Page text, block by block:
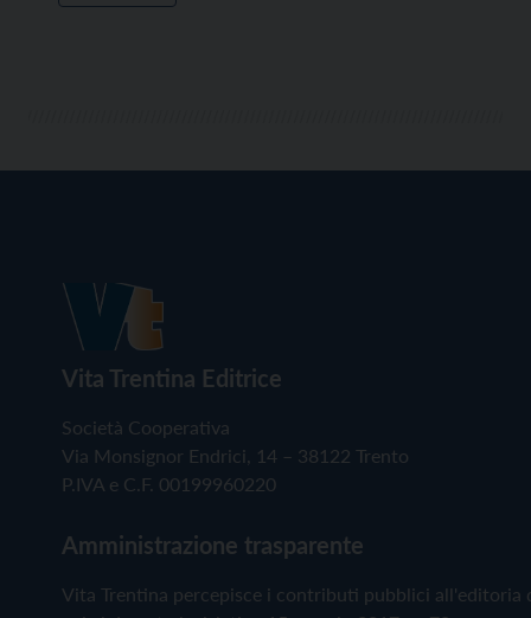
Vita Trentina Editrice
Società Cooperativa
Via Monsignor Endrici, 14 – 38122 Trento
P.IVA e C.F. 00199960220
Amministrazione trasparente
Vita Trentina percepisce i contributi pubblici all'editoria